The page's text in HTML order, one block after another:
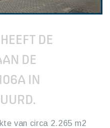
DE
DE
IN
van circa 2.265 m2